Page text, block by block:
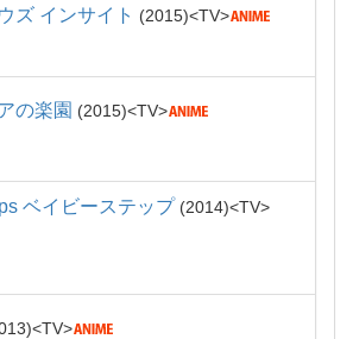
ズ インサイト
2015
TV
の楽園 2015 TV
ベイビーステップ 2014 TV
TV